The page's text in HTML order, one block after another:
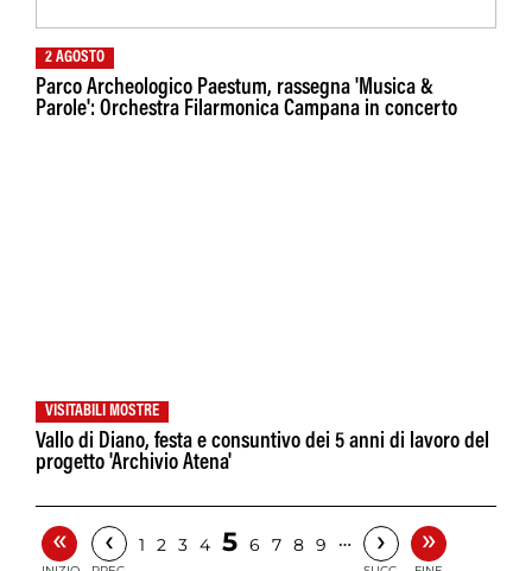
2 AGOSTO
Parco Archeologico Paestum, rassegna 'Musica &
Parole': Orchestra Filarmonica Campana in concerto
VISITABILI MOSTRE
Vallo di Diano, festa e consuntivo dei 5 anni di lavoro del
progetto 'Archivio Atena'
« ‹ 1 2 3 4 5 6 7 8 9 … › »